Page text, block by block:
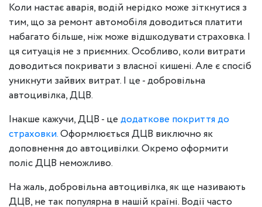
Коли настає аварія, водій нерідко може зіткнутися з
тим, що за ремонт автомобіля доводиться платити
набагато більше, ніж може відшкодувати страховка. І
ця ситуація не з приємних. Особливо, коли витрати
доводиться покривати з власної кишені. Але є спосіб
уникнути зайвих витрат. І це - добровільна
автоцивілка, ДЦВ.
Інакше кажучи, ДЦВ - це додаткове покриття до
страховки.Оформлюється ДЦВ виключно як
доповнення до автоцивілки. Окремо оформити
поліс ДЦВ неможливо.
На жаль, добровільна автоцивілка, як ще називають
ДЦВ, не так популярна в нашій країні. Водії часто